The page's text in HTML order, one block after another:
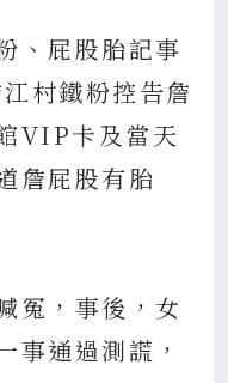
、屁股胎記事
村鐵粉控告詹
VIP卡及當天
詹屁股有胎
冤，事後，女
事通過測謊，